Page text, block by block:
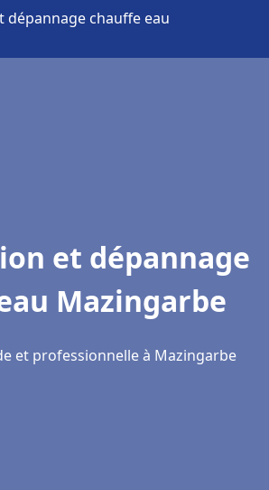
dépannage chauffe eau
et dépannage
Mazingarbe
et professionnelle à Mazingarbe